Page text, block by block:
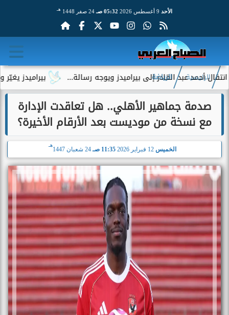
الأحد 05:32 صـ 24 صفر 1448 هـ
بيراميدز يغيّر عبد القادر إلى بيراميدز ويوجه رسالة...
الرئيسية الرياضة
صدمة جماهير الأهلي.. هل تعاقدت الإدارة
مع نسخة من موديست بعد الأرقام الأخيرة؟
الخميس 11:35 صـ 24 شعبان 1447
هـ